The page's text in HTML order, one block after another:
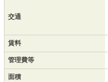
交通
賃料
管理費等
面積